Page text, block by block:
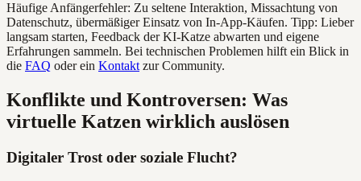
Häufige Anfängerfehler: Zu seltene Interaktion, Missachtung von
Datenschutz, übermäßiger Einsatz von In-App-Käufen. Tipp: Lieber
langsam starten, Feedback der KI-Katze abwarten und eigene
Erfahrungen sammeln. Bei technischen Problemen hilft ein Blick in
die FAQ oder ein Kontaktzur Community.
Konflikte und Kontroversen: Was
virtuelle Katzen wirklich auslösen
Digitaler Trost oder soziale Flucht?